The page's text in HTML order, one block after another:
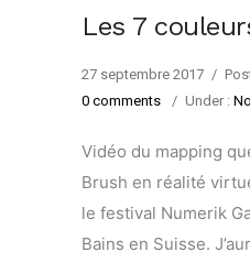
Les 7
27 septembre 2017 /
0 comments
/ Under :
Vidéo du mapping
Brush en réalité
le festival Numerik
Bains en Suisse.